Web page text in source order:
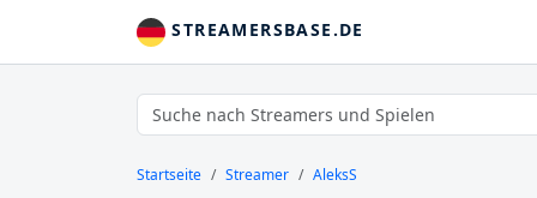
STREAMERSBASE.DE
Startseite Streamer AleksS